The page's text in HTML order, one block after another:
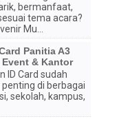
bermanfaat,
tema acara?
Mu...
Panitia A3
& Kantor
ID Card sudah
di berbagai
sekolah, kampus,